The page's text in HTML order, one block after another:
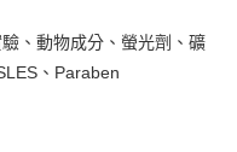
因匯率變動而有所調整。
可立即使用無須另外申請。
、動物成分、螢光劑、礦
、Paraben